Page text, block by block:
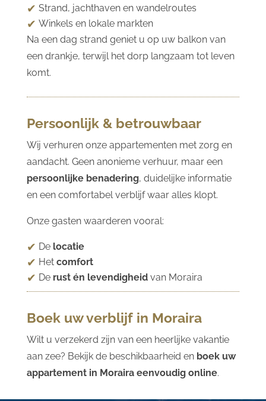
Strand, jachthaven en wandelroutes
Winkels en lokale markten
Na een dag strand geniet u op uw balkon van
een drankje, terwijl het dorp langzaam tot leven
komt.
Persoonlijk & betrouwbaar
Wij verhuren onze appartementen met zorg en
aandacht. Geen anonieme verhuur, maar een
persoonlijke benadering, duidelijke informatie
en een comfortabel verblijf waar alles klopt.
Onze gasten waarderen vooral:
De locatie
Het comfort
De rust én levendigheidvan Moraira
Boek uw verblijf in Moraira
Wilt u verzekerd zijn van een heerlijke vakantie
aan zee? Bekijk de beschikbaarheid en boek uw
appartement in Moraira eenvoudig online.